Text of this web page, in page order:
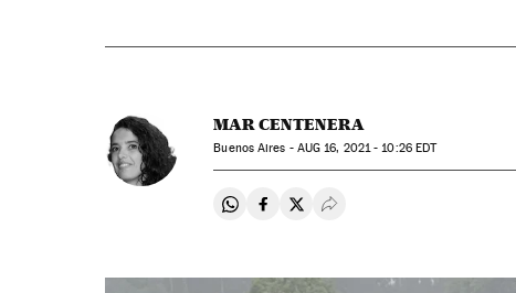
MAR CENTENERA
Buenos Aires - AUG 16, 2021 - 10:26EDT
Compartir en Whatsapp
Compartir en Facebook
Compartir en Twitter
Desplegar Redes Sociales